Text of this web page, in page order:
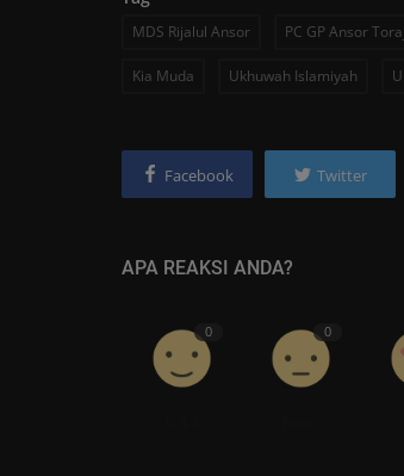
MDS Rijalul Ansor PC GP Ansor
Kia Muda Ukhuwah Islamiyah
Facebook Twitter
APA REAKSI ANDA?
0 0